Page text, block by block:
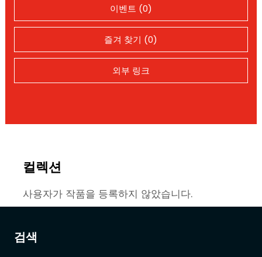
검색
이벤트 (0)
즐겨 찾기 (0)
외부 링크
컬렉션
사용자가 작품을 등록하지 않았습니다.